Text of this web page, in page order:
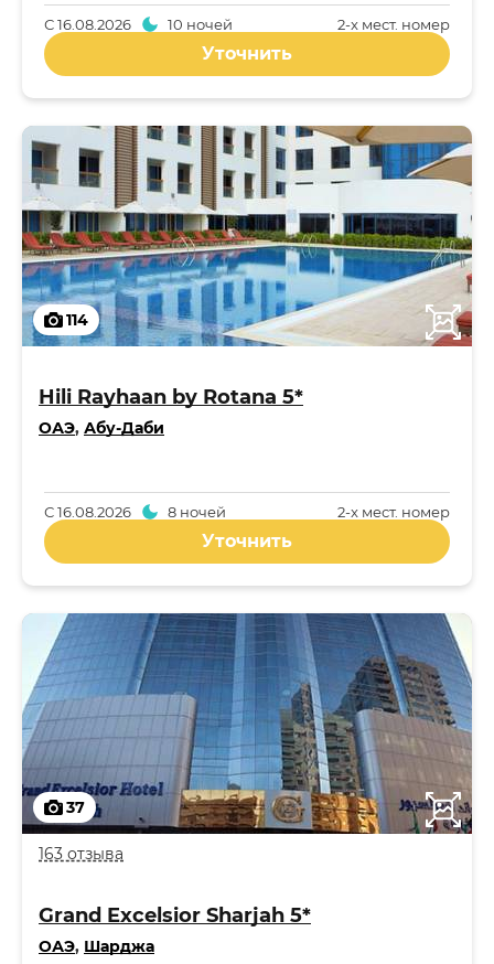
2-x мест. номер
С16.08.2026 10 ночей
Уточнить
114
Hili Rayhaan by Rotana 5*
ОАЭ, Абу-Даби
2-x мест. номер
С16.08.2026 8 ночей
Уточнить
37
163 отзыва
Grand Excelsior Sharjah 5*
ОАЭ, Шарджа